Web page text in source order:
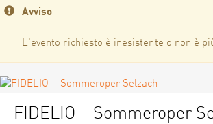
Avviso
L'evento richiesto è inesistente o non è
FIDELIO – Sommeroper